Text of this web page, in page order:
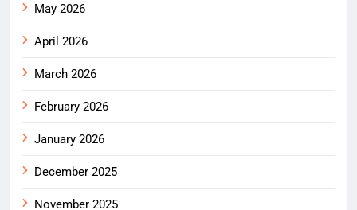
May 2026
April 2026
March 2026
February 2026
January 2026
December 2025
November 2025